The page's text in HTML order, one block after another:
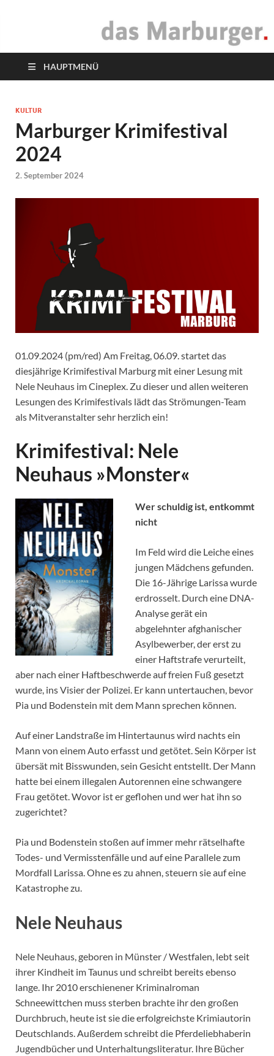
das Marburger.
HAUPTMENÜ
KULTUR
Marburger Krimifestival
2024
2. September 2024
01.09.2024 (pm/red) Am Freitag, 06.09. startet das
diesjährige Krimifestival Marburg mit einer Lesung mit
Nele Neuhaus im Cineplex. Zu dieser und allen weiteren
Lesungen des Krimifestivals lädt das Strömungen-Team
als Mitveranstalter sehr herzlich ein!
Krimifestival: Nele
Neuhaus »Monster«
Wer schuldig ist, entkommt
nicht
Im Feld wird die Leiche eines
jungen Mädchens gefunden.
Die 16-Jährige Larissa wurde
erdrosselt. Durch eine DNA-
Analyse gerät ein
abgelehnter afghanischer
Asylbewerber, der erst zu
einer Haftstrafe verurteilt,
aber nach einer Haftbeschwerde auf freien Fuß gesetzt
wurde, ins Visier der Polizei. Er kann untertauchen, bevor
Pia und Bodenstein mit dem Mann sprechen können.
Auf einer Landstraße im Hintertaunus wird nachts ein
Mann von einem Auto erfasst und getötet. Sein Körper ist
übersät mit Bisswunden, sein Gesicht entstellt. Der Mann
hatte bei einem illegalen Autorennen eine schwangere
Frau getötet. Wovor ist er geflohen und wer hat ihn so
zugerichtet?
Pia und Bodenstein stoßen auf immer mehr rätselhafte
Todes- und Vermisstenfälle und auf eine Parallele zum
Mordfall Larissa. Ohne es zu ahnen, steuern sie auf eine
Katastrophe zu.
Nele Neuhaus
Nele Neuhaus, geboren in Münster / Westfalen, lebt seit
ihrer Kindheit im Taunus und schreibt bereits ebenso
lange. Ihr 2010 erschienener Kriminalroman
Schneewittchen muss sterben brachte ihr den großen
Durchbruch, heute ist sie die erfolgreichste Krimiautorin
Deutschlands. Außerdem schreibt die Pferdeliebhaberin
Jugendbücher und Unterhaltungsliteratur. Ihre Bücher